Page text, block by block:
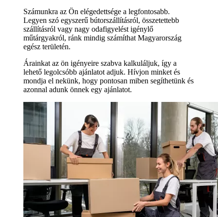
Számunkra az Ön elégedettsége a legfontosabb.
Legyen szó egyszerű bútorszállításról, összetettebb
szállításról vagy nagy odafigyelést igénylő
műtárgyakról, ránk mindig számíthat Magyarország
egész területén.
Árainkat az ön igényeire szabva kalkuláljuk, így a
lehető legolcsóbb ajánlatot adjuk. Hívjon minket és
mondja el nekünk, hogy pontosan miben segíthetünk és
azonnal adunk önnek egy ajánlatot.